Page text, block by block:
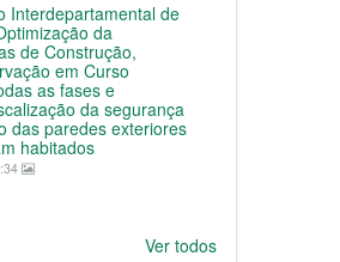
Interdepartamental de
da
de Construção,
em Curso
as fases e
da segurança
das paredes exteriores
habitados
Ver todos